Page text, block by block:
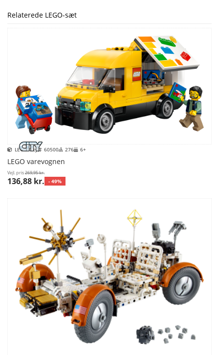
Relaterede LEGO-sæt
LEGO City 60500 276 6+
LEGO varevognen
Vejl. pris269,95 kr.
136,88 kr. - 49%